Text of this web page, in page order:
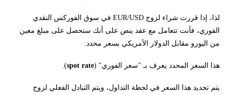
لذا، إذا قررت شراء لزوج EUR/USD في سوق الفوركس النقدي
الفوري، فأنت تتعامل مع عقد ينص على أنك ستحصل على مبلغ معين
من اليورو مقابل الدولار الأمريكي بسعر محدد.
هذا السعر المحدد يعرف بـ "سعر الفوري" (spot rate
).
يتم تحديد هذا السعر في لحظة التداول، ويتم التبادل الفعلي لزوج